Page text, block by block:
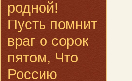
родной!
Пусть помнит
враг о сорок
пятом, Что
Россию